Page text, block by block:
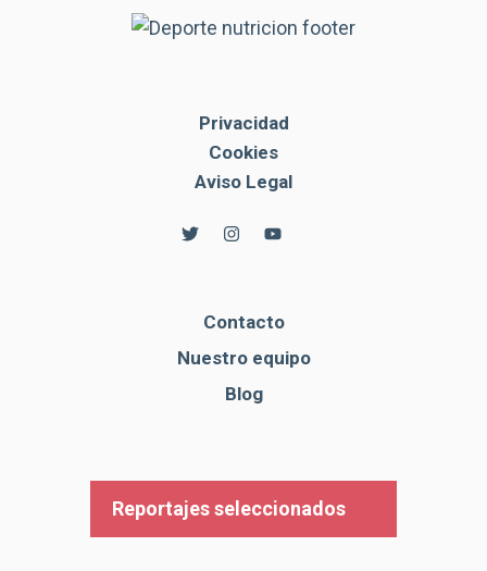
Privacidad
Cookies
Aviso Legal
Contacto
Nuestro equipo
Blog
Reportajes seleccionados